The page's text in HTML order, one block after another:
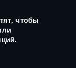
чтобы